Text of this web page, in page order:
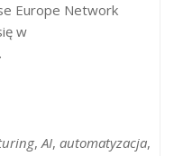
Europe Network
w
,AI, automatyzacja,